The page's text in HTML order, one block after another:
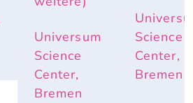
LEFANTE
IM S
OMMER N
ÜTZLICH
SIND
Universum
Science
Center,
Bremen
Science
Center,
Bremen